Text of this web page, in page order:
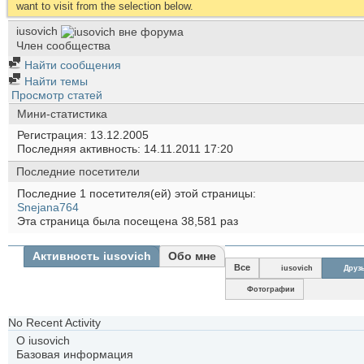
want to visit from the selection below.
iusovich
Член сообщества
Найти сообщения
Найти темы
Просмотр статей
Мини-статистика
Регистрация
13.12.2005
Последняя активность 14.11.2011 17:20
Последние посетители
Последние 1 посетителя(ей) этой страницы:
Snejana764
Эта страница была посещена 38,581 раз
Активность iusovich Обо мне
Все iusovich
Фотографии
No Recent Activity
О iusovich
Базовая информация